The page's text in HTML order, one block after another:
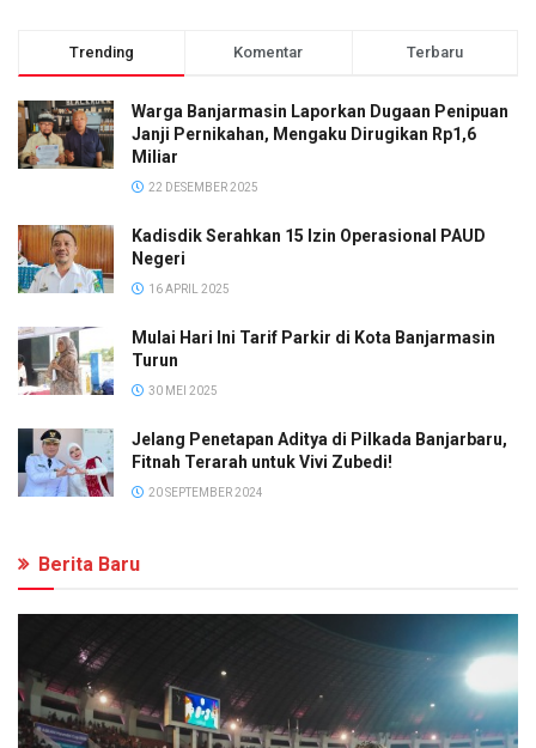
Trending Komentar Terbaru
Warga Banjarmasin Laporkan Dugaan Penipuan
Janji Pernikahan, Mengaku Dirugikan Rp1,6
Miliar
22 DESEMBER 2025
Kadisdik Serahkan 15 Izin Operasional PAUD
Negeri
16 APRIL 2025
Mulai Hari Ini Tarif Parkir di Kota Banjarmasin
Turun
30 MEI 2025
Jelang Penetapan Aditya di Pilkada Banjarbaru,
Fitnah Terarah untuk Vivi Zubedi!
20 SEPTEMBER 2024
Berita Baru